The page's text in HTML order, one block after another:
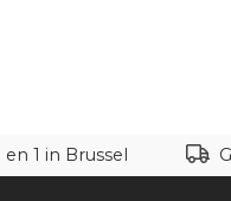
1 in Brussel